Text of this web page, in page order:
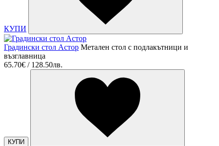
КУПИ
Градински стол Астор Метален стол с подлакътници и
възглавница
65.70€ / 128.50лв.
КУПИ